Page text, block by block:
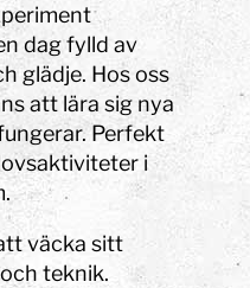
dag fylld av
glädje. Hos oss
att lära sig nya
Perfekt
i
väcka sitt
teknik.